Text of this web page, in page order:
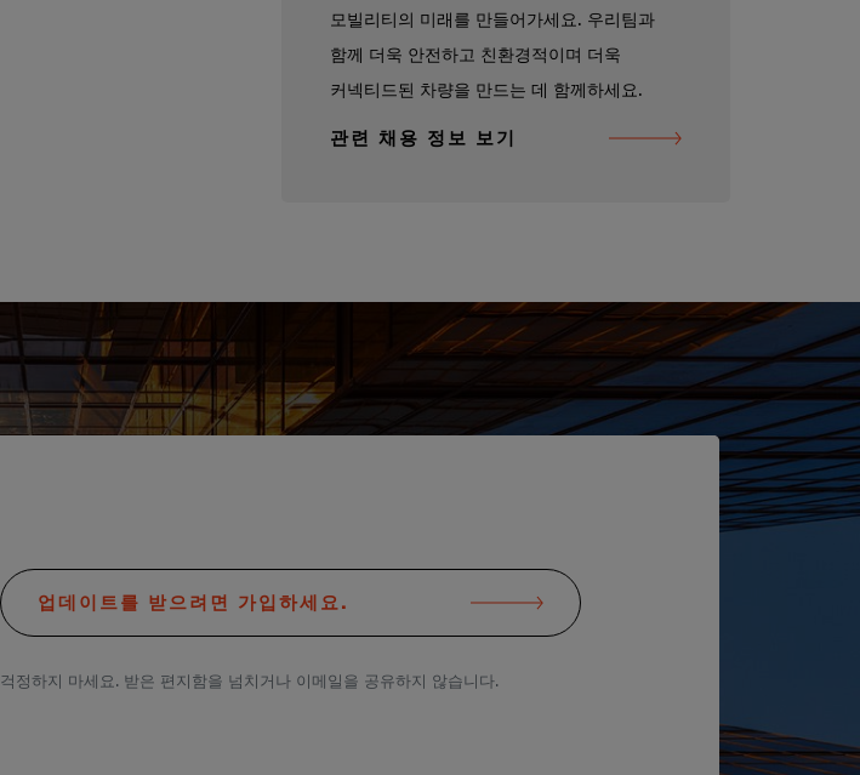
모빌리티의 미래를 만들어가세요. 우리팀과
함께 더욱 안전하고 친환경적이며 더욱
커넥티드된 차량을 만드는 데 함께하세요.
관련 채용 정보 보기
업데이트를 받으려면 가입하세요.
걱정하지 마세요. 받은 편지함을 넘치거나 이메일을 공유하지 않습니다.